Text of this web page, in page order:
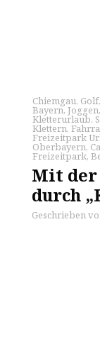
Chiemgau, Golf,
Bayern, Joggen,
Kletterurlaub,
Klettern,
Freizeitpark
Oberbayern,
Freizeitpark,
Mit der
durch
Geschrieben